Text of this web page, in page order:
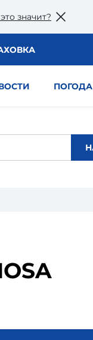
значит?
ПОГОДА